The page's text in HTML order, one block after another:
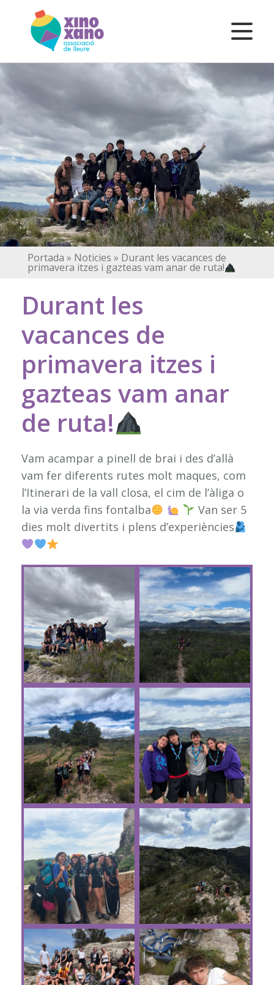
Portada » Noticies » Durant les vacances de
primavera itzes i gazteas vam anar de ruta!
Durant les
vacances de
primavera itzes i
gazteas vam anar
de ruta!
Vam acampar a pinell de brai i des d’allà
vam fer diferents rutes molt maques, com
l’Itinerari de la vall closa, el cim de l’àliga o
la via verda fins fontalba
Van ser 5
dies molt divertits i plens d’experiències